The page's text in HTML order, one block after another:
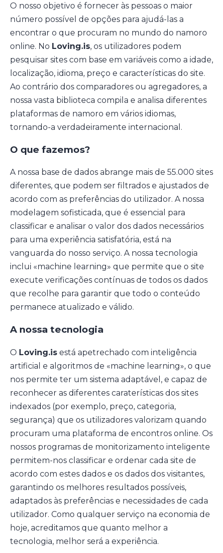
O nosso objetivo é fornecer às pessoas o maior
número possível de opções para ajudá-las a
encontrar o que procuram no mundo do namoro
online. No Loving.is, os utilizadores podem
pesquisar sites com base em variáveis como a idade,
localização, idioma, preço e características do site.
Ao contrário dos comparadores ou agregadores, a
nossa vasta biblioteca compila e analisa diferentes
plataformas de namoro em vários idiomas,
tornando-a verdadeiramente internacional.
O que fazemos?
A nossa base de dados abrange mais de 55.000 sites
diferentes, que podem ser filtrados e ajustados de
acordo com as preferências do utilizador. A nossa
modelagem sofisticada, que é essencial para
classificar e analisar o valor dos dados necessários
para uma experiência satisfatória, está na
vanguarda do nosso serviço. A nossa tecnologia
inclui «machine learning» que permite que o site
execute verificações contínuas de todos os dados
que recolhe para garantir que todo o conteúdo
permanece atualizado e válido.
A nossa tecnologia
O Loving.is está apetrechado com inteligência
artificial e algoritmos de «machine learning», o que
nos permite ter um sistema adaptável, e capaz de
reconhecer as diferentes caraterísticas dos sites
indexados (por exemplo, preço, categoria,
segurança) que os utilizadores valorizam quando
procuram uma plataforma de encontros online. Os
nossos programas de monitorizamento inteligente
permitem-nos classificar e ordenar cada site de
acordo com estes dados e os dados dos visitantes,
garantindo os melhores resultados possíveis,
adaptados às preferências e necessidades de cada
utilizador. Como qualquer serviço na economia de
hoje, acreditamos que quanto melhor a
tecnologia, melhor será a experiência.